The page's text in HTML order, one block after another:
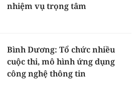
nhiệm vụ trọng tâm
Bình Dương: Tổ chức nhiều
cuộc thi, mô hình ứng dụng
công nghệ thông tin